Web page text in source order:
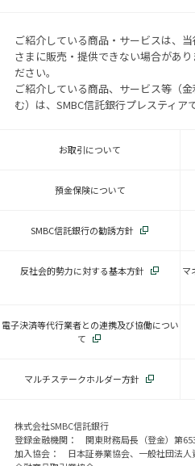
ご紹介している商品・サービスは、
さまに販売・提供できない場合があ
ださい。
ご紹介している商品、サービス等（
む）は、SMBC信託銀行プレスティア
お取引について
預金保険について
SMBC信託銀行の勧誘方針
反社会的勢力に対する基本方針
マ
電子決済等代行業者との連携及び協働につい
て
マルチステークホルダー方針
株式会社SMBC信託銀行
登録金融機関： 関東財務局長（登金）第
加入協会： 日本証券業協会、一般社団法人